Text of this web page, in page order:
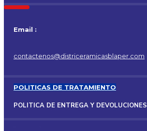
Email :
contactenos@districeramicasblaper.com
POLITICAS DE TRATAMIENTO
POLITICA DE ENTREGA Y DEVOLUCIONES